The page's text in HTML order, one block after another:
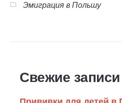
Эмиграция в Польшу
Свежие записи